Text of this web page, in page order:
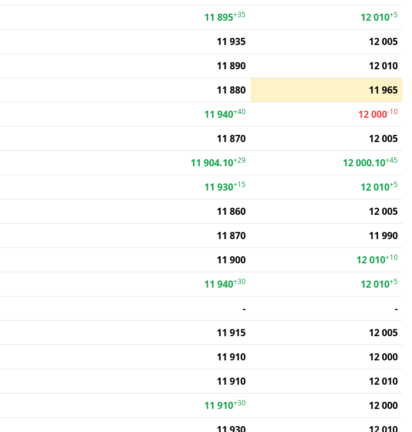
11 895+35 12 010+5
11 935
12 005
11 890
12 010
11 880
11 965
11 940+40 12 000-10
11 870
12 005
11 904.10+29 12 000.10+45
11 930+15 12 010+5
11 860
12 005
11 870
11 990
11 900 12 010+10
11 940+30 12 010+5
-
-
11 915
12 005
11 910
12 000
11 910
12 010
11 910+30
12 000